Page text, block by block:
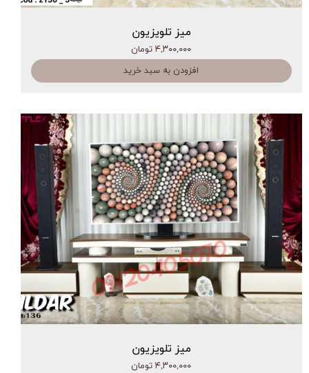
میز تلویزیون
۴,۳۰۰,۰۰۰ تومان
افزودن به سبد خرید
میز تلویزیون
۴,۳۰۰,۰۰۰ تومان